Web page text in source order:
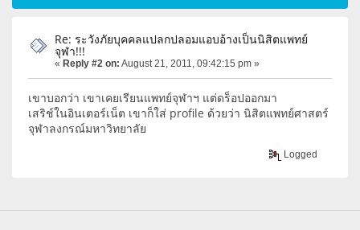
Re: ระวังภัยบุคคลแปลกปลอมแอบอ้างเป็นนิสิตแพทย์
จุฬา!!!
« Reply #2 on: August 21, 2011, 09:42:15 pm »
เขาบอกว่า เขาเคยเรียนแพทย์จุฬาฯ แต่ดร็อปออกมา
เสริช์ในอินเตอร์เน็ต เขาก็ใส่ profile ด้วยว่า นิสิตแพทย์ศาสตร์
จุฬาลงกรณ์มหาวิทยาลัย
Logged